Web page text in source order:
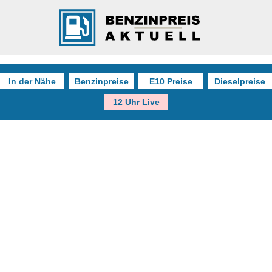
In der Nähe Benzinpreise E10 Preise Dieselpreise
12 Uhr Live